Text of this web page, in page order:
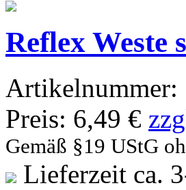
Reflex Weste
Artikelnummer:
Preis: 6,49 €
Gemäß §19 UStG
Lieferzeit ca.